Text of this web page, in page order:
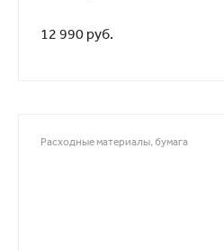
12 990 руб.
Расходные материалы, бумага